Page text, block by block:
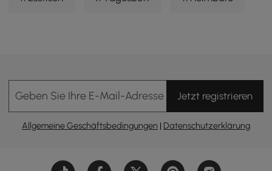
#Kaffeetisch #Sofa #Konsolentisch
Geben Sie Ihre E-Mail-Adresse EinJetzt registrieren
Allgemeine Geschäftsbedingungen | Datenschutzerklärung